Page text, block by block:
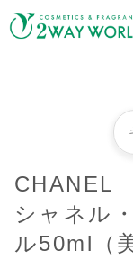
CHANEL
シャネル
ル50ml（